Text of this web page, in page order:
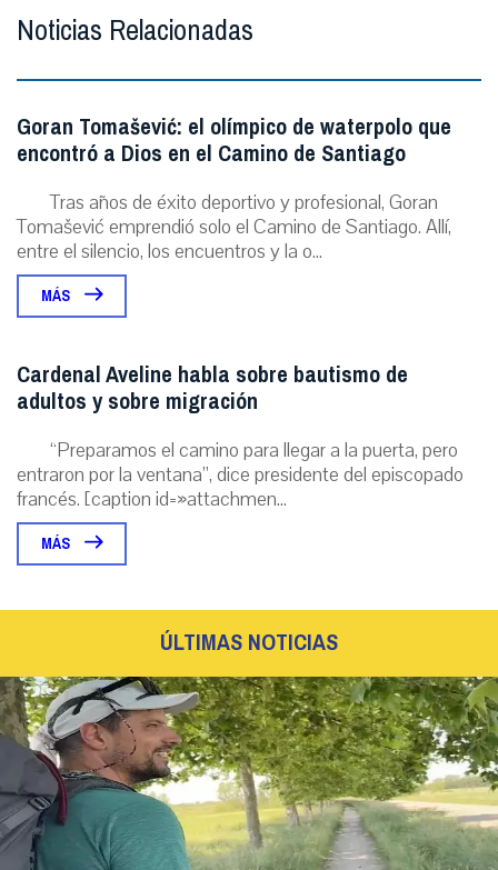
Noticias Relacionadas
Goran Tomašević: el olímpico de waterpolo que
encontró a Dios en el Camino de Santiago
Tras años de éxito deportivo y profesional, Goran
Tomašević emprendió solo el Camino de Santiago. Allí,
entre el silencio, los encuentros y la o...
MÁS
Cardenal Aveline habla sobre bautismo de
adultos y sobre migración
“Preparamos el camino para llegar a la puerta, pero
entraron por la ventana”, dice presidente del episcopado
francés. [caption id=»attachmen...
MÁS
ÚLTIMAS NOTICIAS